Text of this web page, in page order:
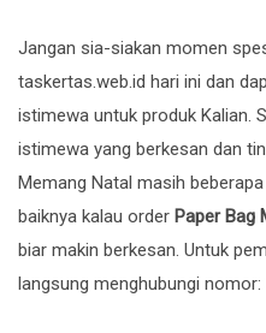
Jangan sia-siakan momen
taskertas.web.id hari ini dan
istimewa untuk produk Kalian.
istimewa yang berkesan dan
Memang Natal masih
baiknya kalau order Paper Bag
biar makin berkesan. Untuk
langsung menghubungi nomor: